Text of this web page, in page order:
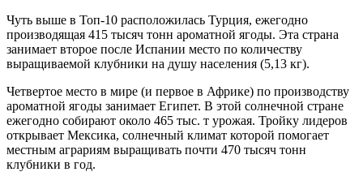
Чуть выше в Топ-10 расположилась Турция, ежегодно
производящая 415 тысяч тонн ароматной ягоды. Эта страна
занимает второе после Испании место по количеству
выращиваемой клубники на душу населения (5,13 кг).
Четвертое место в мире (и первое в Африке) по производству
ароматной ягоды занимает Египет. В этой солнечной стране
ежегодно собирают около 465 тыс. т урожая. Тройку лидеров
открывает Мексика, солнечный климат которой помогает
местным аграриям выращивать почти 470 тысяч тонн
клубники в год.